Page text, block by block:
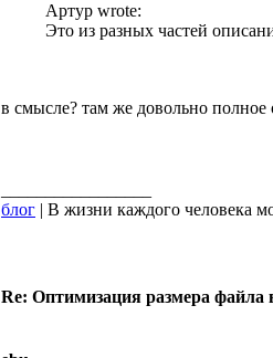
Артур wrote:
Это из разных частей
в смысле? там же довольно
блог | В жизни каждого человека
Re: Оптимизация размера файла